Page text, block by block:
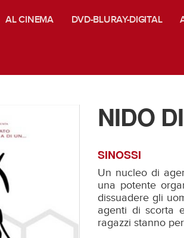
AL CINEMA DVD-BLURAY-DIGITAL
NIDO
SINOSSI
Un nucleo di
una potente
dissuadere gli
agenti di scorta
ragazzi stanno